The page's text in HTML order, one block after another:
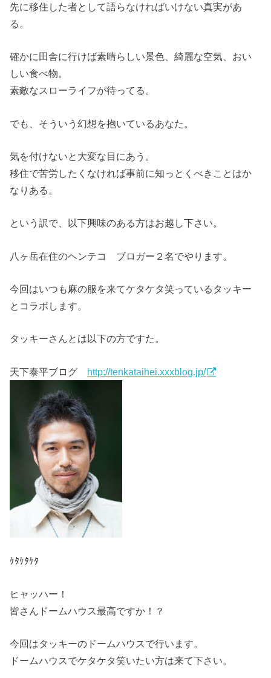
先に移住した者として語らなければいけない真実があ
る。
確かに田舎に行けば素晴らしい景色、綺麗な空気、おい
しい食べ物。
素敵なスローライフが待ってる。
でも、そういう幻想を抱いているあなた。
気を付けないと大変な目にあう。
移住で苦労したくなければ事前に知っとくべきことはか
なりある。
という訳で、以下興味のある方はお越し下さい。
八ヶ岳在住のヘンテコ ブロガー２名でやります。
今回はいつも麻の服を来てケタケタ笑っているタッキー
とコラボします。
タッキーさんとは以下の方ですた。
天下泰平ブログ http://tenkataihei.xxxblog.jp/
ｹﾀｹﾀｹﾀ
ヒャッハー！
皆さんドームハウス最高ですか！？
今回はタッキーのドームハウスで行います。
ドームハウスでケタケタ笑いたい方は来て下さい。